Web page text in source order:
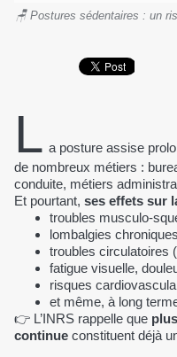
🪑 Postures sédentaires : un
L a posture assise
de nombreux métiers :
conduite, métiers
Et pourtant, ses effets sur
troubles musculo-
lombalgies
troubles circulatoires
fatigue visuelle,
risques
et même, à long
👉 L’INRS rappelle que
continue constituent déjà